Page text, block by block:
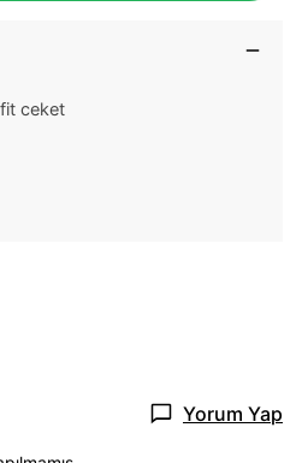
ceket
Yorum Yap